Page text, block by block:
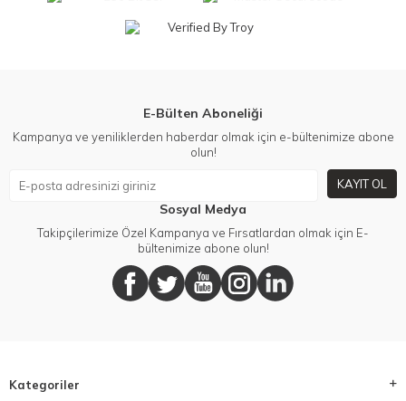
E-Bülten Aboneliği
Kampanya ve yeniliklerden haberdar olmak için e-bültenimize abone
olun!
KAYIT OL
Sosyal Medya
Takipçilerimize Özel Kampanya ve Fırsatlardan olmak için E-
bültenimize abone olun!
Kategoriler